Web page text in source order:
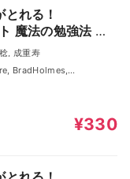
れる！
魔法の勉強法 ト
出版]
, 成重寿
¥330